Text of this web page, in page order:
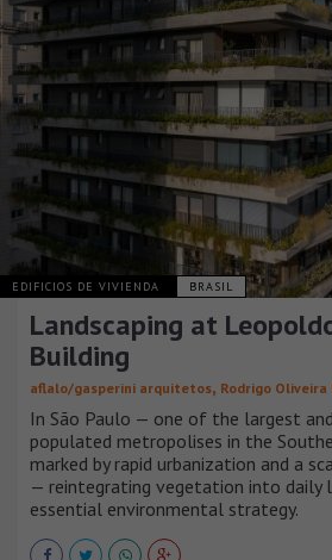
EDIFICIOS DE VIVIENDA BRASIL
Landscaping at
Building
aflalo/gasperini arquitetos, Rodrigo Oliveira
In São Paulo — one of the largest
populated metropolises in the
marked by rapid urbanization and a
— reintegrating vegetation into daily
essential environmental strategy.